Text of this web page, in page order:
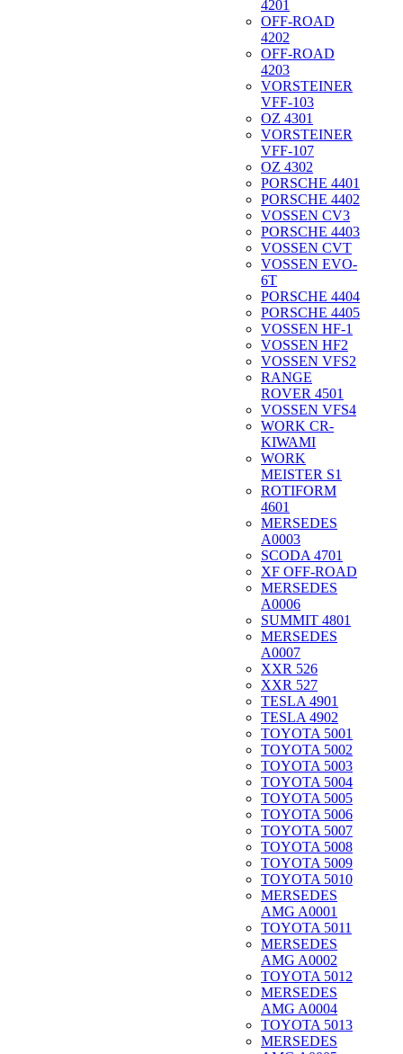
4201
OFF-ROAD
4202
OFF-ROAD
4203
VORSTEINER
VFF-103
OZ 4301
VORSTEINER
VFF-107
OZ 4302
PORSCHE 4401
PORSCHE 4402
VOSSEN CV3
PORSCHE 4403
VOSSEN CVT
VOSSEN EVO-
6T
PORSCHE 4404
PORSCHE 4405
VOSSEN HF-1
VOSSEN HF2
VOSSEN VFS2
RANGE
ROVER 4501
VOSSEN VFS4
WORK CR-
KIWAMI
WORK
MEISTER S1
ROTIFORM
4601
MERSEDES
A0003
SCODA 4701
XF OFF-ROAD
MERSEDES
A0006
SUMMIT 4801
MERSEDES
A0007
XXR 526
XXR 527
TESLA 4901
TESLA 4902
TOYOTA 5001
TOYOTA 5002
TOYOTA 5003
TOYOTA 5004
TOYOTA 5005
TOYOTA 5006
TOYOTA 5007
TOYOTA 5008
TOYOTA 5009
TOYOTA 5010
MERSEDES
AMG A0001
TOYOTA 5011
MERSEDES
AMG A0002
TOYOTA 5012
MERSEDES
AMG A0004
TOYOTA 5013
MERSEDES